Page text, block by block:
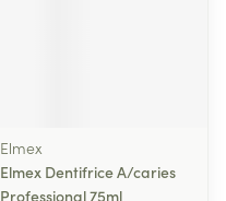
Elmex
Elmex Dentifrice A/caries
Professional 75ml